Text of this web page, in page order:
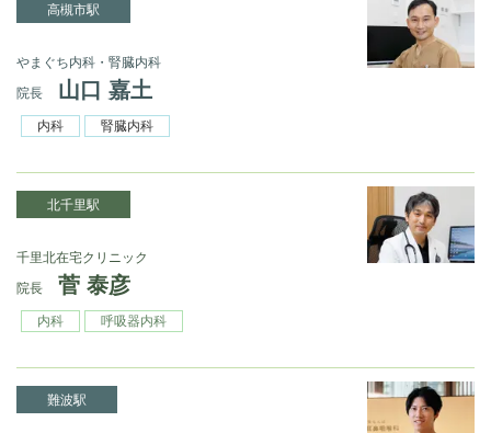
高槻市駅
やまぐち内科・腎臓内科
院長
山口 嘉土
内科 腎臓内科
北千里駅
千里北在宅クリニック
院長
菅 泰彦
内科 呼吸器内科
難波駅